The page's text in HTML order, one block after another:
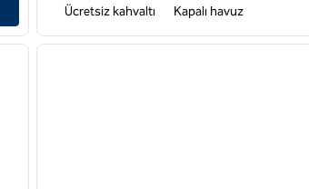
Ücretsiz kahvaltı Kapalı havuz
12
sonraki görsel
1 / 12